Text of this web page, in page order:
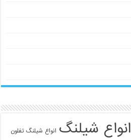
انواع شیلنگ انواع شیلنگ تفلون